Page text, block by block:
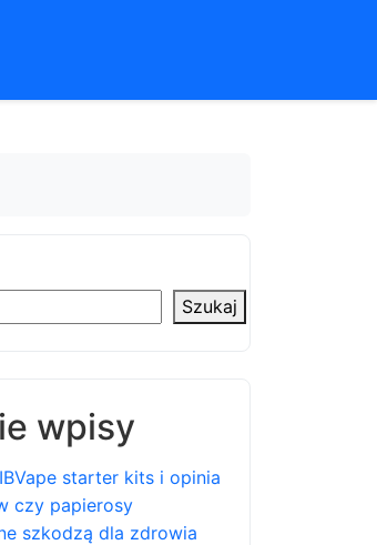
Szukaj
wpisy
starter kits i opinia
czy papierosy
szkodzą dla zdrowia